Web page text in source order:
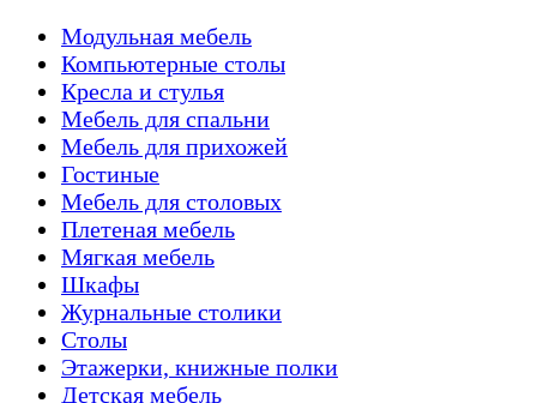
Модульная мебель
Компьютерные столы
Кресла и стулья
Мебель для спальни
Мебель для прихожей
Гостиные
Мебель для столовых
Плетеная мебель
Мягкая мебель
Шкафы
Журнальные столики
Столы
Этажерки, книжные полки
Детская мебель